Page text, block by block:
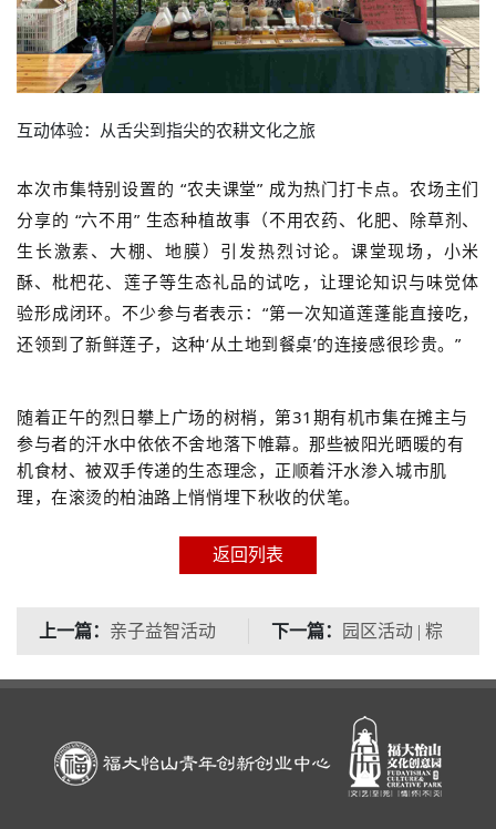
互动体验：从舌尖到指尖的农耕文化之旅
本次市集特别设置的 “农夫课堂” 成为热门打卡点。农场主们
分享的 “六不用” 生态种植故事（不用农药、化肥、除草剂、
生长激素、大棚、地膜）引发热烈讨论。课堂现场，小米
酥、枇杷花、莲子等生态礼品的试吃，让理论知识与味觉体
验形成闭环。不少参与者表示：“第一次知道莲蓬能直接吃，
还领到了新鲜莲子，这种‘从土地到餐桌’的连接感很珍贵。”
随着正午的烈日攀上广场的树梢，第31期有机市集在摊主与
参与者的汗水中依依不舍地落下帷幕。那些被阳光晒暖的有
机食材、被双手传递的生态理念，正顺着汗水渗入城市肌
理，在滚烫的柏油路上悄悄埋下秋收的伏笔。
返回列表
上一篇：
亲子益智活动
乐时光
下一篇：
园区活动 | ​粽
山文创